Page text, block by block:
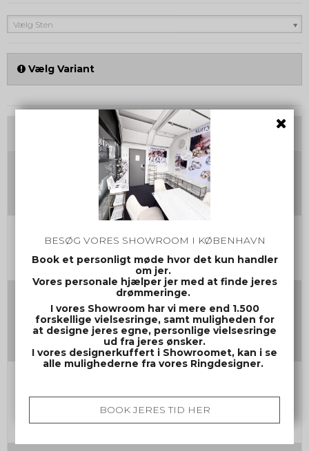
Vælg Sten
Vælg Variant
(Max 30 tegn inkl mellemrum og evt. symbol)
(Max 30 tegn inkl mellemrum og evt. symbol)
BESØG VORES SHOWROOM I KØBENHAVN
Book et personligt møde hvor det kun handler
om jer.
Vores personale hjælper jer med at finde jeres
drømmeringe.
I vores Showroom har vi mere end 1.500
forskellige vielsesringe, samt muligheden for
at designe jeres egne, personlige vielsesringe
ud fra jeres ønsker.
I vores designerkuffert i Showroomet, kan i se
alle mulighederne fra vores Ringdesigner.
BOOK JERES TID HER